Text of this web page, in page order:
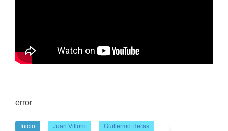
error
Inicio Juan Villoro
Guillermo Heras